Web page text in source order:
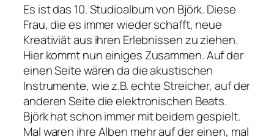
Es ist das 10. Studioalbum von Björk. Diese
Frau, die es immer wieder schafft, neue
Kreativiät aus ihren Erlebnissen zu ziehen.
Hier kommt nun einiges Zusammen. Auf der
einen Seite wären da die akustischen
Instrumente, wie z.B. echte Streicher, auf der
anderen Seite die elektronischen Beats.
Björk hat schon immer mit beidem gespielt.
Mal waren ihre Alben mehr auf der einen, mal